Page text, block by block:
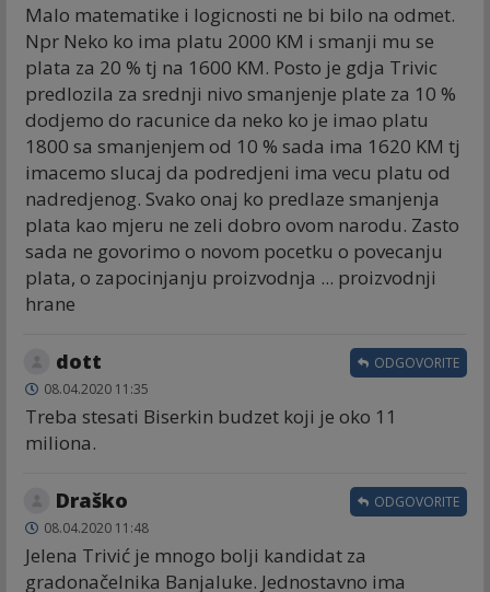
Malo matematike i logicnosti ne bi bilo na odmet.
Npr Neko ko ima platu 2000 KM i smanji mu se
plata za 20 % tj na 1600 KM. Posto je gdja Trivic
predlozila za srednji nivo smanjenje plate za 10 %
dodjemo do racunice da neko ko je imao platu
1800 sa smanjenjem od 10 % sada ima 1620 KM tj
imacemo slucaj da podredjeni ima vecu platu od
nadredjenog. Svako onaj ko predlaze smanjenja
plata kao mjeru ne zeli dobro ovom narodu. Zasto
sada ne govorimo o novom pocetku o povecanju
plata, o zapocinjanju proizvodnja ... proizvodnji
hrane
dott
08.04.2020 11:35
Treba stesati Biserkin budzet koji je oko 11
miliona.
ODGOVORITE
Draško
08.04.2020 11:48
Jelena Trivić je mnogo bolji kandidat za
gradonačelnika Banjaluke. Jednostavno ima
ODGOVORITE